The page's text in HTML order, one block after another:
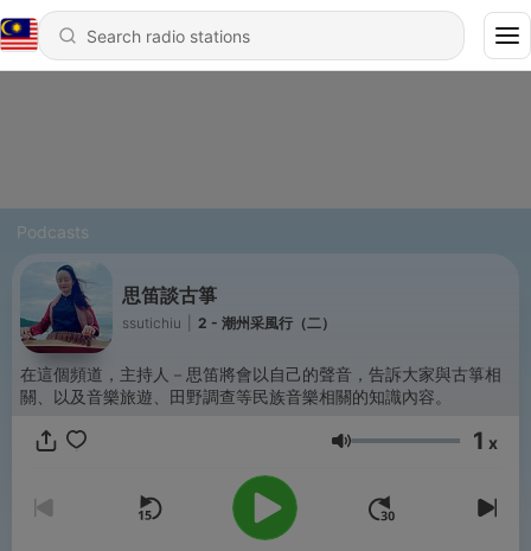
Podcasts
思笛談古箏
ssutichiu 2 - 潮州采風行（二）
在這個頻道，主持人－思笛將會以自己的聲音，告訴大家與古箏相
關、以及音樂旅遊、田野調查等民族音樂相關的知識內容。
Volume 1 x